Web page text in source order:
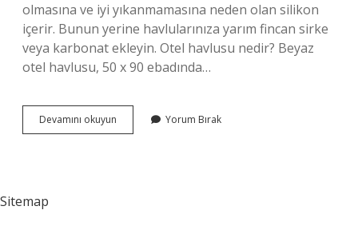
olmasına ve iyi yıkanmamasına neden olan silikon
içerir. Bunun yerine havlularınıza yarım fincan sirke
veya karbonat ekleyin. Otel havlusu nedir? Beyaz
otel havlusu, 50 x 90 ebadında…
Devamını okuyun
Havlusu
Yorum Bırak
Sitemap